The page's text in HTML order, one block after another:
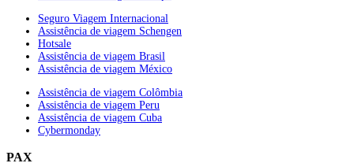
Seguro Viagem Internacional
Assistência de viagem Schengen
Hotsale
Assistência de viagem Brasil
Assistência de viagem México
Assistência de viagem Colômbia
Assistência de viagem Peru
Assistência de viagem Cuba
Cybermonday
PAX